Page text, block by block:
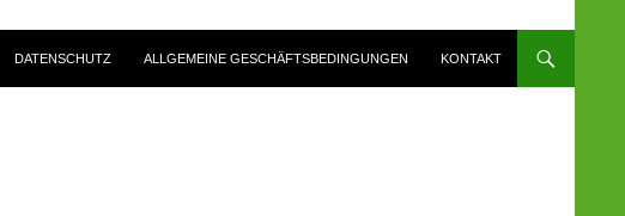
DATENSCHUTZ ALLGEMEINE GESCHÄFTSBEDINGUNGEN KONTAKT